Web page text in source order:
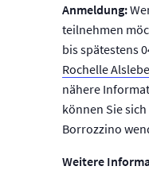
Anmeldung:
teilnehmen
bis spätestens
Rochelle
nähere
können Sie
Borrozzino
Weitere